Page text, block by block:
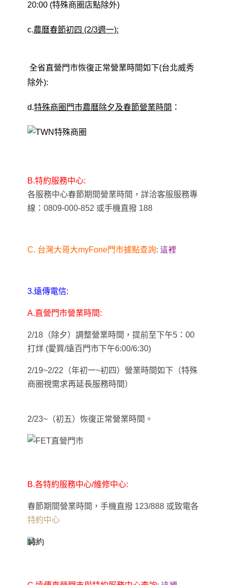
20:00 (特殊商圈店點除外)
c.農曆春節初四 (2/3週一):
全省直營門市恢復正常營業時間如下(台北威秀
除外):
d.特殊商圈門市農曆除夕及春節營業時間 ：
B.特約服務中心:
各服務中心春節期間營業時間，詳洽客服服務專
線：0809-000-852 或手機直撥 188
C. 台灣大哥大myFone門市據點查詢: 這裡
3.遠傳電信:
A.直營門市營業時間:
2/18 （除夕）調整營業時間，提前至下午5：00
打烊 (愛買/遠百門市下午6:00/6:30)
2/19~2/22 （年初一~初四）營業時間如下（特殊
商圈視需求再延長服務時間）
2/23~ （初五）恢復正常營業時間。
B.各特約服務中心/維修中心:
春節期間營業時間，手機直撥 123/888 或致電各
特約中心